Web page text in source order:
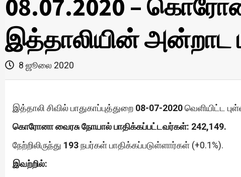
08.07.2020 –
இத்தாலியின் அன்றாட
8 ஜூலை 2020
இத்தாலி சிவில் பாதுகாப்புத்துறை 08-07-2020வெளியிட்ட
கொரோனா வைரசு நோயால் பாதிக்கப்பட்டவர்கள்: 242,149.
நேற்றிலிருந்து 193நபர்கள் பாதிக்கப்படுள்ளார்கள் (+0.1%).
இவற்றில்: